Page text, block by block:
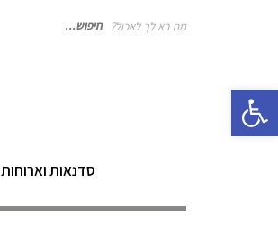
פתח סרגל נגישות
מה בא לך לאכול? חיפוש
סדנאות וארוחות